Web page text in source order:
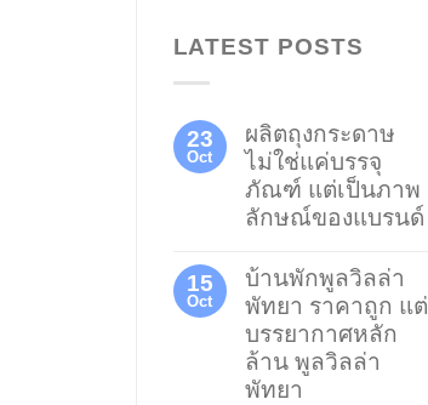
LATEST POSTS
23
Oct
ผลิตถุงกระดาษ
ไม่ใช่แค่บรรจุ
ภัณฑ์ แต่เป็นภาพ
ลักษณ์ของแบรนด์
15
Oct
บ้านพักพูลวิลล่า
พัทยา ราคาถูก แต่
บรรยากาศหลัก
ล้าน พูลวิลล่า
พัทยา